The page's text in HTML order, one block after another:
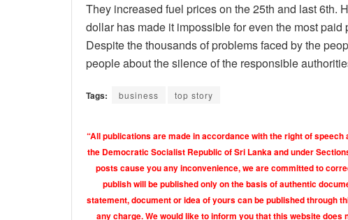
They increased fuel prices on the 25th and last 6th.
dollar has made it impossible for even the most
Despite the thousands of problems faced by the
people about the silence of the responsible
Tags: business top story
“All publications are made in accordance with the right of
the Democratic Socialist Republic of Sri Lanka and under
posts cause you any inconvenience, we are committed to
publish will be published only on the basis of authentic
statement, document or idea of yours can be published through
any charge. We would like to inform you that this website